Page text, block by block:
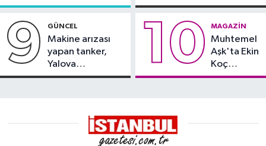
kayması
9 GÜNCEL
Makine arızası
yapan tanker,
Yalova
Demirleme
10 MAGAZIN
Muhtemel
Aşk'ta Ekin
Koç
damgası